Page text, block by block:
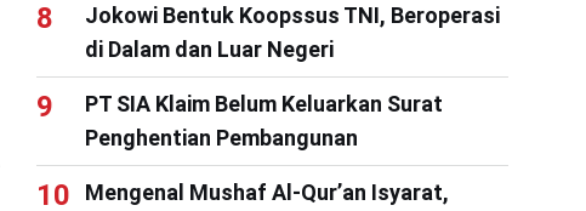
Jokowi Bentuk Koopssus TNI, Beroperasi
di Dalam dan Luar Negeri
PT SIA Klaim Belum Keluarkan Surat
Penghentian Pembangunan
Mengenal Mushaf Al-Qur’an Isyarat,